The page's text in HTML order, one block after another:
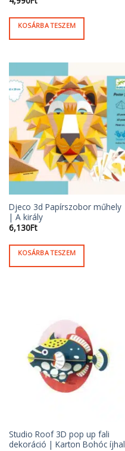
KOSÁRBA TESZEM
Djeco 3d Papírszobor műhely
| A király
6,130Ft
KOSÁRBA TESZEM
Studio Roof 3D pop up fali
dekoráció | Karton Bohóc íjhal